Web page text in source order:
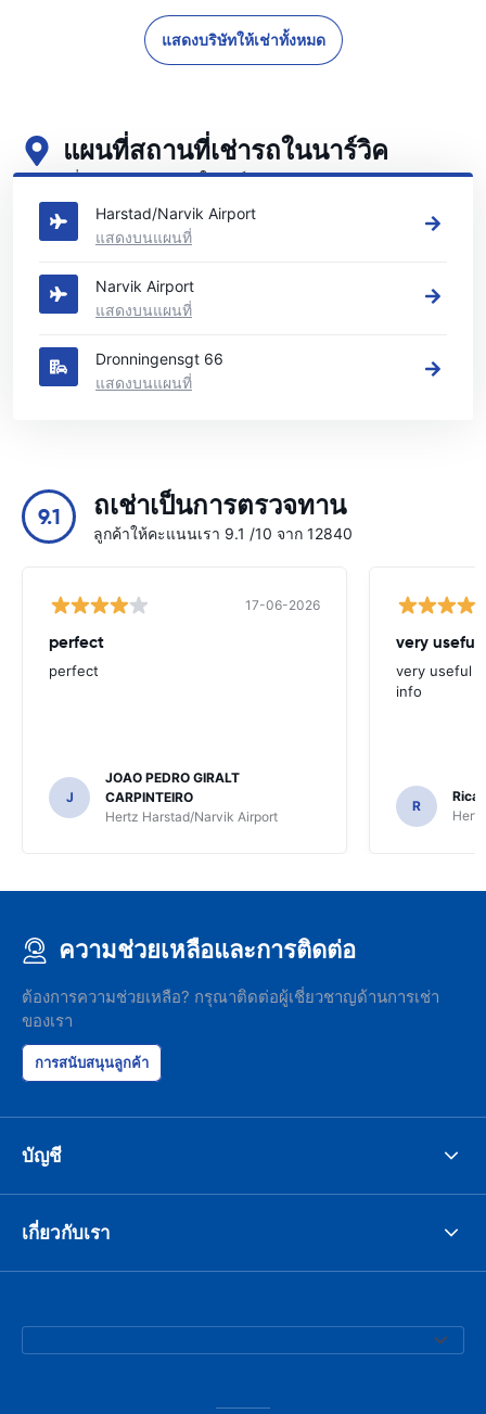
แสดงบริษัทให้เช่าทั้งหมด
แผนที่สถานที่เช่ารถในนาร์วิค
ดูสถานที่เช่ารถหลักของเราในนาร์วิค
Harstad/Narvik Airport
แสดงบนแผนที่
Narvik Airport
แสดงบนแผนที่
Dronningensgt 66
แสดงบนแผนที่
9.1 ถเช่าเป็นการตรวจทาน
ลูกค้าให้คะแนนเรา 9.1 /10 จาก 12840
17-06-2026
perfect
perfect
J
JOAO PEDRO GIRALT
CARPINTEIRO
Hertz Harstad/Narvik Airport
very useful
very useful
info
R
ความช่วยเหลือและการติดต่อ
ต้องการความช่วยเหลือ? กรุณาติดต่อผู้เชี่ยวชาญด้านการเช่า
ของเรา
การสนับสนุนลูกค้า
บัญชี
เกี่ยวกับเรา